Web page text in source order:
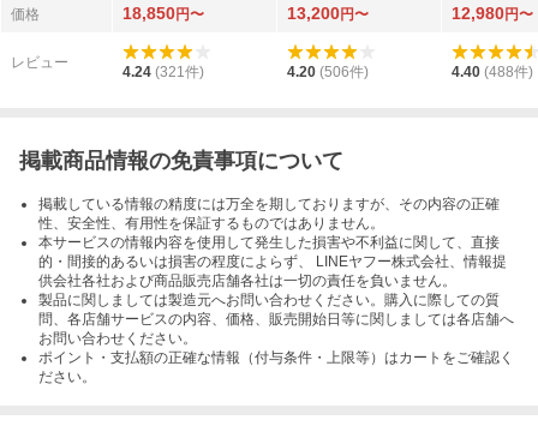
価格 18,850円〜 13,200円〜 12,980円〜
レビュー
4.24 (321件) 4.20 (506件) 4.40 (488件)
掲載商品情報の免責事項について
掲載している情報の精度には万全を期しておりますが、その内容の正確
性、安全性、有用性を保証するものではありません。
本サービスの情報内容を使用して発生した損害や不利益に関して、直接
的・間接的あるいは損害の程度によらず、 LINEヤフー株式会社、情報提
供会社各社および商品販売店舗各社は一切の責任を負いません。
製品に関しましては製造元へお問い合わせください。購入に際しての質
問、各店舗サービスの内容、価格、販売開始日等に関しましては各店舗へ
お問い合わせください。
ポイント・支払額の正確な情報（付与条件・上限等）はカートをご確認く
ださい。